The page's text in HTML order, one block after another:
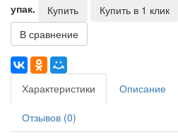
упак. Купить Купить в 1 клик
В сравнение
Характеристики Описание
Отзывов (0)